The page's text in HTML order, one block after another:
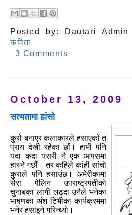
Posted by: Dautari Admin
कविता
3 Comments
October 13, 2009
सत्यतामा हांसो
कुरो बनाएर कलाकारले हसाएको त
प्राय देखी रहेका छौं। हामी पनि
यदा कदा यसरी नै एक आपसमा
हास्ने गर्छौं। तर कहिले कांही सांचो
कुराले पनि हसाउंछ। अमेरीकामा
सेरा पेलिन उपराष्ट्रपतीको
चुनाबका लागी लढ्दा उनैले भनेका
भाषणका अंश टिभीका कार्यक्रममा
भनेर हसाइने गरिन्थ्यो।